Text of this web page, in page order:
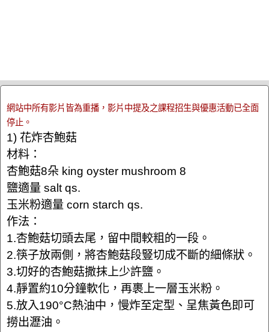
網站中所有影片皆為重播，影片中提及之課程招生與優惠活動已全面
停止。
1) 花炸杏鮑菇
材料：
杏鮑菇8朵 king oyster mushroom 8
鹽適量 salt qs.
玉米粉適量 corn starch qs.
作法：
1.杏鮑菇切頭去尾，留中間較粗的一段。
2.筷子放兩側，將杏鮑菇段豎切成不斷的細條狀。
3.切好的杏鮑菇撒抹上少許鹽。
4.靜置約10分鐘軟化，再裹上一層玉米粉。
5.放入190°C熱油中，慢炸至定型、呈焦黃色即可
撈出瀝油。